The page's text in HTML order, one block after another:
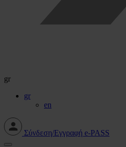
gr
gr
en
Σύνδεση/Εγγραφή e-PASS